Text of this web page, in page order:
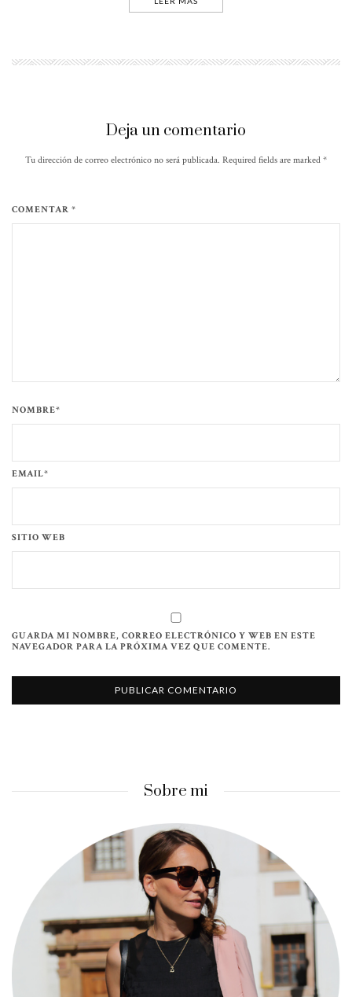
Deja un comentario
Tu dirección de correo electrónico no será publicada. Required fields are marked *
COMENTAR *
NOMBRE*
EMAIL*
SITIO WEB
GUARDA MI NOMBRE, CORREO ELECTRÓNICO Y WEB EN ESTE
NAVEGADOR PARA LA PRÓXIMA VEZ QUE COMENTE.
Sobre mi